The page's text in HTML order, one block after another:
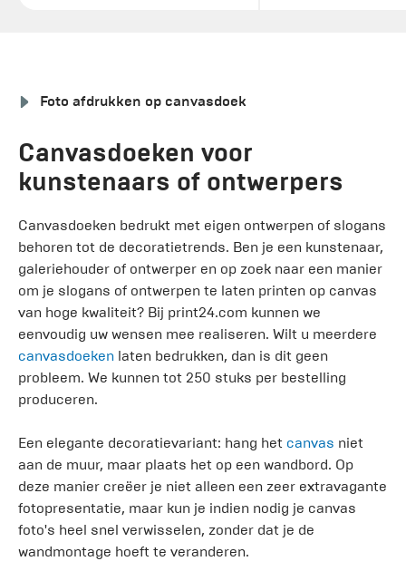
Foto afdrukken op canvasdoek
Canvasdoeken voor
kunstenaars of ontwerpers
Canvasdoeken bedrukt met eigen ontwerpen of slogans
behoren tot de decoratietrends. Ben je een kunstenaar,
galeriehouder of ontwerper en op zoek naar een manier
om je slogans of ontwerpen te laten printen op canvas
van hoge kwaliteit? Bij print24.com kunnen we
eenvoudig uw wensen mee realiseren. Wilt u meerdere
canvasdoeken laten bedrukken, dan is dit geen
probleem. We kunnen tot 250 stuks per bestelling
produceren.
Een elegante decoratievariant: hang het canvas niet
aan de muur, maar plaats het op een wandbord. Op
deze manier creëer je niet alleen een zeer extravagante
fotopresentatie, maar kun je indien nodig je canvas
foto's heel snel verwisselen, zonder dat je de
wandmontage hoeft te veranderen.